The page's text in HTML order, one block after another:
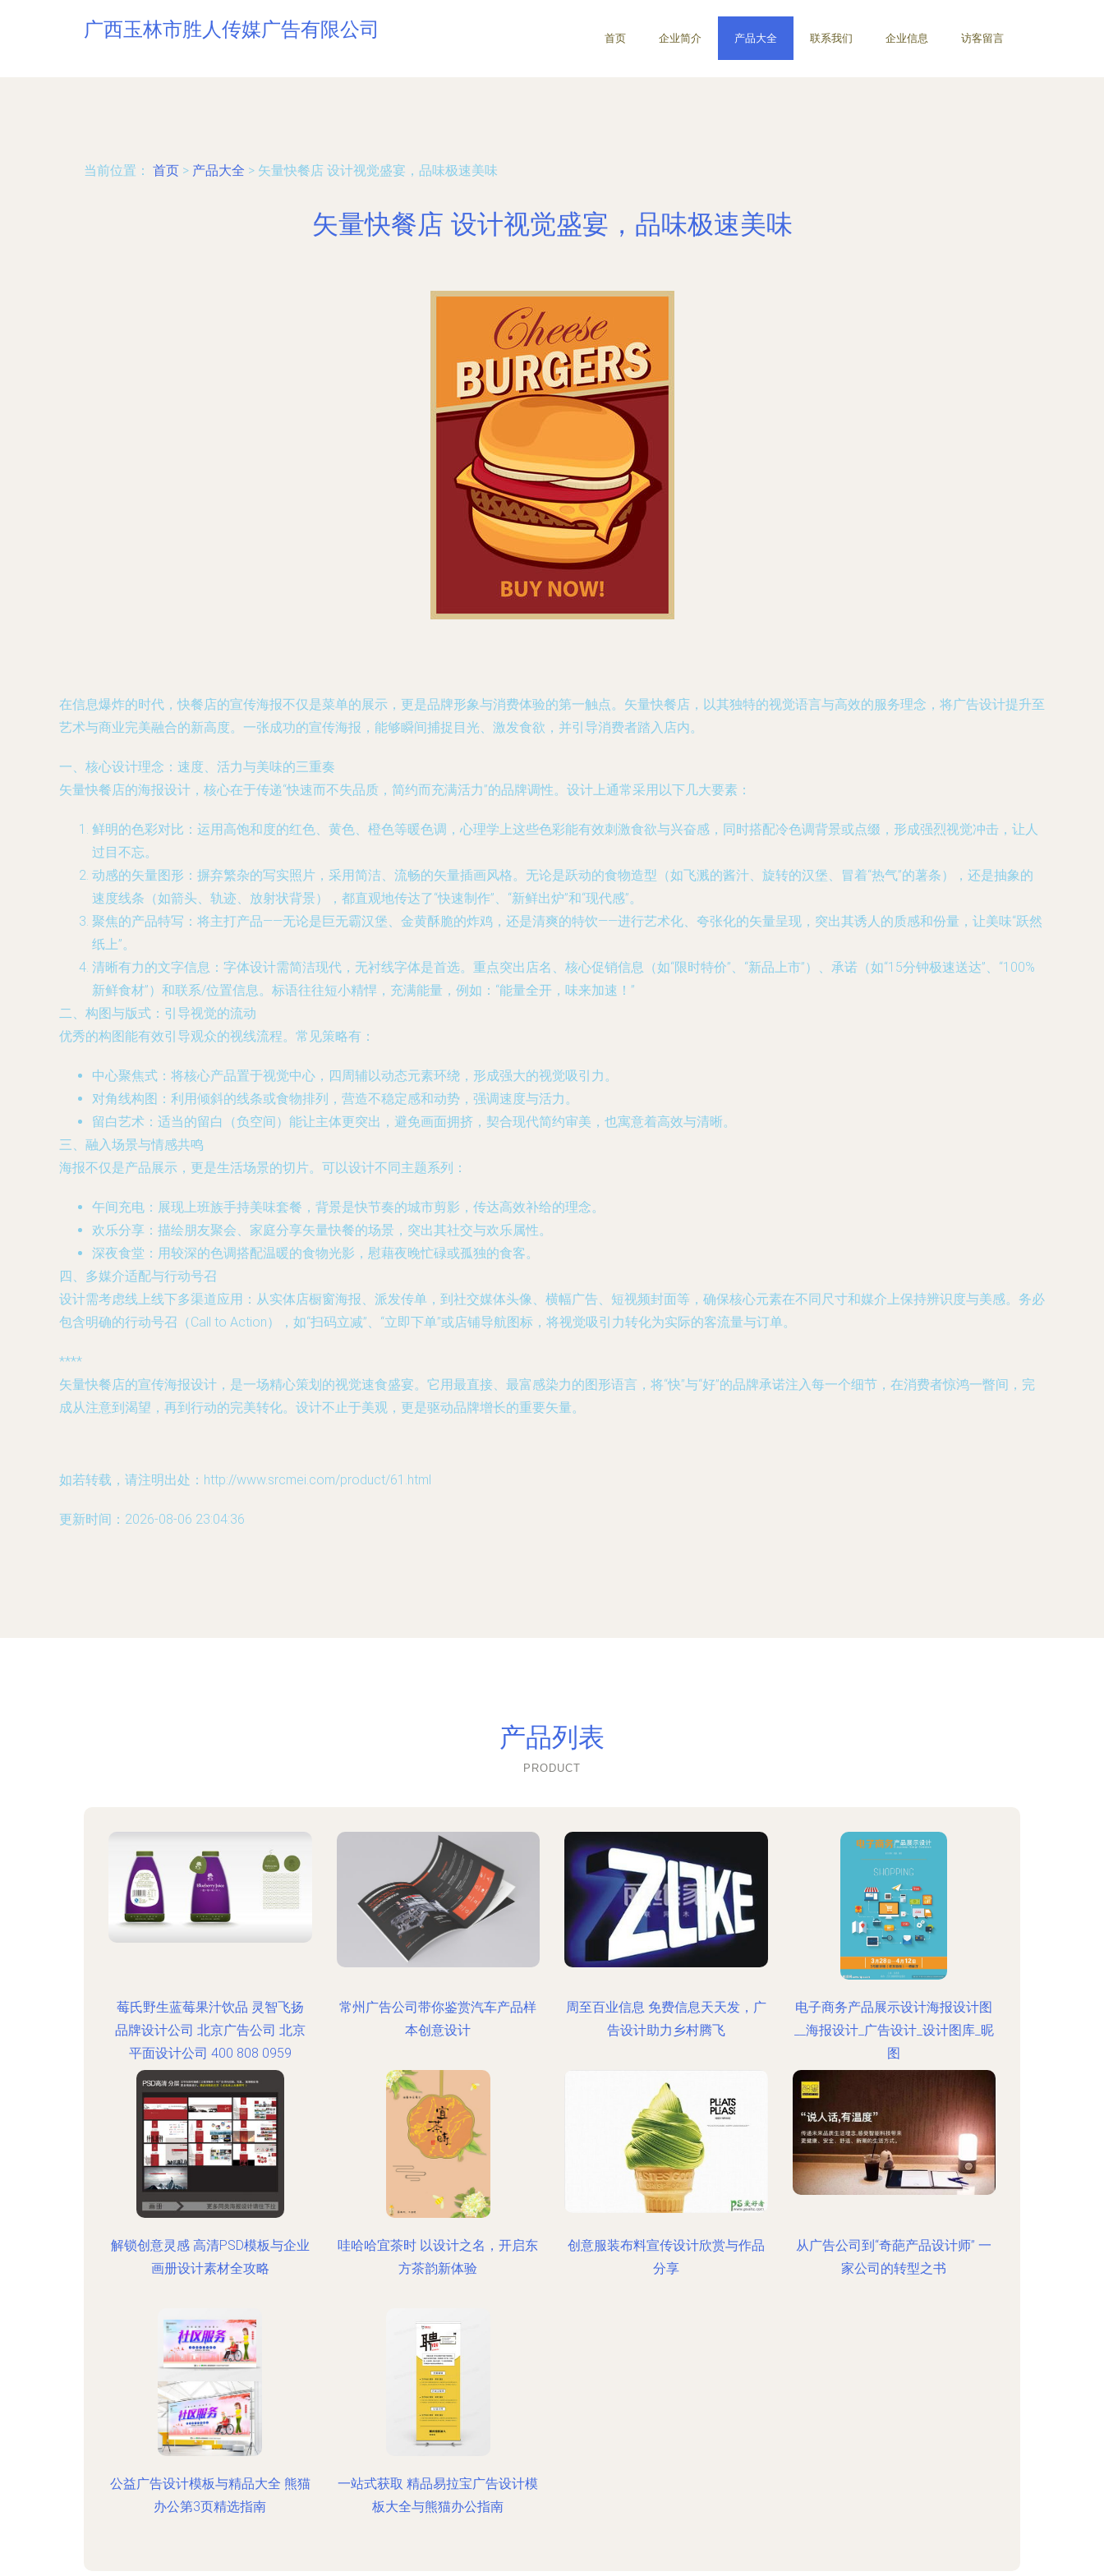
广西玉林市胜人传媒广告有限公司 首页 企业简介 产品大全 联系我们 企业信息 访客留言
当前位置： 首页 > 产品大全 > 矢量快餐店 设计视觉盛宴，品味极速美味
矢量快餐店 设计视觉盛宴，品味极速美味
在信息爆炸的时代，快餐店的宣传海报不仅是菜单的展示，更是品牌形象与消费体验的第一触点。矢量快餐店，以其独特的视觉语言与高效的服务理念，将广告设计提升至
艺术与商业完美融合的新高度。一张成功的宣传海报，能够瞬间捕捉目光、激发食欲，并引导消费者踏入店内。
一、核心设计理念：速度、活力与美味的三重奏
矢量快餐店的海报设计，核心在于传递“快速而不失品质，简约而充满活力”的品牌调性。设计上通常采用以下几大要素：
鲜明的色彩对比 ：运用高饱和度的红色、黄色、橙色等暖色调，心理学上这些色彩能有效刺激食欲与兴奋感，同时搭配冷色调背景或点缀，形成强烈视觉冲击，让人
过目不忘。
动感的矢量图形 ：摒弃繁杂的写实照片，采用简洁、流畅的矢量插画风格。无论是跃动的食物造型（如飞溅的酱汁、旋转的汉堡、冒着“热气”的薯条），还是抽象的
速度线条（如箭头、轨迹、放射状背景），都直观地传达了“快速制作”、“新鲜出炉”和“现代感”。
聚焦的产品特写 ：将主打产品——无论是巨无霸汉堡、金黄酥脆的炸鸡，还是清爽的特饮——进行艺术化、夸张化的矢量呈现，突出其诱人的质感和份量，让美味“跃然
纸上”。
清晰有力的文字信息 ：字体设计需简洁现代，无衬线字体是首选。重点突出店名、核心促销信息（如“限时特价”、“新品上市”）、承诺（如“15分钟极速送达”、“100%
新鲜食材”）和联系/位置信息。标语往往短小精悍，充满能量，例如：“能量全开，味来加速！”
二、构图与版式：引导视觉的流动
优秀的构图能有效引导观众的视线流程。常见策略有：
中心聚焦式 ：将核心产品置于视觉中心，四周辅以动态元素环绕，形成强大的视觉吸引力。
对角线构图 ：利用倾斜的线条或食物排列，营造不稳定感和动势，强调速度与活力。
留白艺术 ：适当的留白（负空间）能让主体更突出，避免画面拥挤，契合现代简约审美，也寓意着高效与清晰。
三、融入场景与情感共鸣
海报不仅是产品展示，更是生活场景的切片。可以设计不同主题系列：
午间充电 ：展现上班族手持美味套餐，背景是快节奏的城市剪影，传达高效补给的理念。
欢乐分享 ：描绘朋友聚会、家庭分享矢量快餐的场景，突出其社交与欢乐属性。
深夜食堂 ：用较深的色调搭配温暖的食物光影，慰藉夜晚忙碌或孤独的食客。
四、多媒介适配与行动号召
设计需考虑线上线下多渠道应用：从实体店橱窗海报、派发传单，到社交媒体头像、横幅广告、短视频封面等，确保核心元素在不同尺寸和媒介上保持辨识度与美感。务必
包含明确的行动号召（Call to Action），如“扫码立减”、“立即下单”或店铺导航图标，将视觉吸引力转化为实际的客流量与订单。
****
矢量快餐店的宣传海报设计，是一场精心策划的视觉速食盛宴。它用最直接、最富感染力的图形语言，将“快”与“好”的品牌承诺注入每一个细节，在消费者惊鸿一瞥间，完
成从注意到渴望，再到行动的完美转化。设计不止于美观，更是驱动品牌增长的重要矢量。
如若转载，请注明出处：http://www.srcmei.com/product/61.html
更新时间：2026-08-06 23:04:36
产品列表
PRODUCT
莓氏野生蓝莓果汁饮品 灵智飞扬
品牌设计公司 北京广告公司 北京
平面设计公司 400 808 0959
常州广告公司带你鉴赏汽车产品样
本创意设计
周至百业信息 免费信息天天发，广
告设计助力乡村腾飞
电子商务产品展示设计海报设计图
__海报设计_广告设计_设计图库_昵
图
解锁创意灵感 高清PSD模板与企业
画册设计素材全攻略
哇哈哈宜茶时 以设计之名，开启东
方茶韵新体验
创意服装布料宣传设计欣赏与作品
分享
从广告公司到“奇葩产品设计师” 一
家公司的转型之书
公益广告设计模板与精品大全 熊猫
办公第3页精选指南
一站式获取 精品易拉宝广告设计模
板大全与熊猫办公指南